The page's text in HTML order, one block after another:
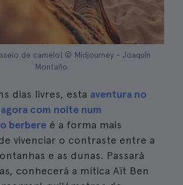
de camelo| © Midjourney - Joaquín
Montaño
dias livres, esta aventura no
com noite num
berbere é a forma mais
vivenciar o contraste entre a
e as dunas. Passará
conhecerá a mítica Aït Ben